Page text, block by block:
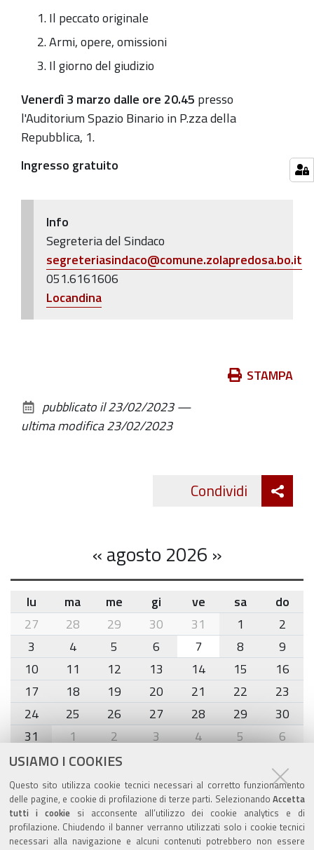
USIAMO I COOKIES
Questo sito utilizza cookie tecnici necessari al corretto funzionamento
delle pagine, e cookie di profilazione di terze parti. Selezionando Accetta
tutti i cookiesi acconsente all’utilizzo dei cookie analytics e di
profilazione. Chiudendo il banner verranno utilizzati solo i cookie tecnici
necessari alla navigazione e alcuni contenuti potrebbero non essere
Il peccato originale
Armi, opere, omissioni
Il giorno del giudizio
Venerdì 3 marzo dalle ore 20.45 presso
l'Auditorium Spazio Binario in P.zza della
Repubblica, 1.
Ingresso gratuito
Info
Segreteria del Sindaco
segreteriasindaco@comune.zolapredosa.bo.it
051.6161606
Locandina
documento
STAMPA
pubblicato il23/02/2023—
ultima modifica23/02/2023
Condividi
«agosto 2026 »
month-
8
lu ma me gi ve sa
do
27
28 29 30 31 1
2
3
4 5 6 7 8
9
10
11 12 13 14 15
16
17
18 19 20 21 22
23
24
25 26 27 28 29
30
31
1 2 3 4 5 6
Agenda eventi
torna alla sezione